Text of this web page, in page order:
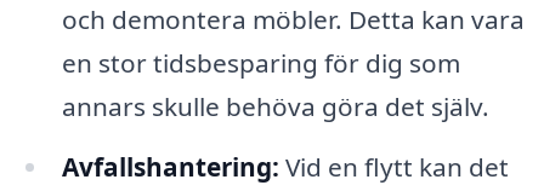
och demontera möbler. Detta kan vara
en stor tidsbesparing för dig som
annars skulle behöva göra det själv.
Avfallshantering: Vid en flytt kan det